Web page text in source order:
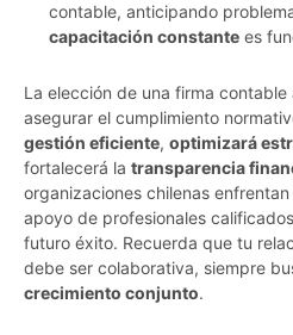
contable, anticipando
capacitación constante es
La elección de una firma
asegurar el cumplimiento
gestión eficiente, optimizará
fortalecerá la transparencia
organizaciones chilenas
apoyo de profesionales
futuro éxito. Recuerda que tu
debe ser colaborativa, siempre
crecimiento conjunto.